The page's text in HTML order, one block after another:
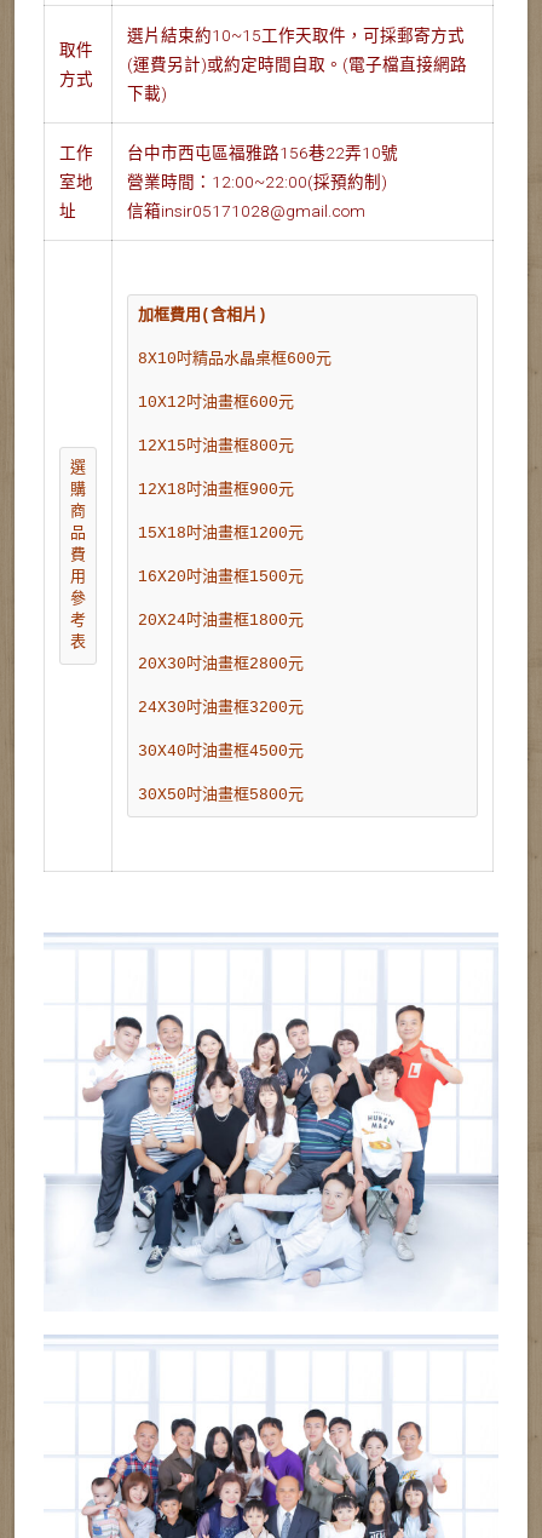
取件
方式
選片結束約10~15工作天取件，可採郵寄方式
(運費另計)或約定時間自取。(電子檔直接網路
下載)
工作
室地
址
台中市西屯區福雅路156巷22弄10號
營業時間：12:00~22:00(採預約制)
信箱insir05171028@gmail.com
選
購
商
品
費
用
參
考
表
加框費用(含相片)
8X10吋精品水晶桌框600元
10X12吋油畫框600元
12X15吋油畫框800元
12X18吋油畫框900元
15X18吋油畫框1200元
16X20吋油畫框1500元
20X24吋油畫框1800元
20X30吋油畫框2800元
24X30吋油畫框3200元
30X40吋油畫框4500元
30X50吋油畫框5800元